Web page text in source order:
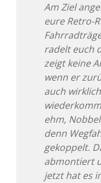
Am Ziel
eure Retro-
radelt euch
zeigt keine
wenn er
auch
ehm,
denn
gekoppelt.
abmontiert
jetzt hat es